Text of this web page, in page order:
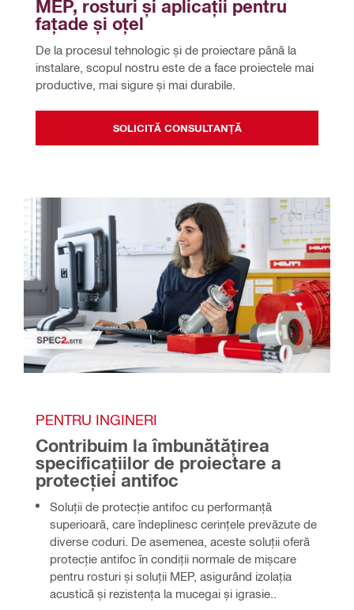
MEP, rosturi și aplicații pentru
fațade și oțel
De la procesul tehnologic și de proiectare până la
instalare, scopul nostru este de a face proiectele mai
productive, mai sigure și mai durabile.
SOLICITĂ CONSULTANȚĂ
PENTRU INGINERI
Contribuim la îmbunătățirea
specificațiilor de proiectare a
protecției antifoc
Soluții de protecție antifoc cu performanță
superioară, care îndeplinesc cerințele prevăzute de
diverse coduri. De asemenea, aceste soluții oferă
protecție antifoc în condiții normale de mișcare
pentru rosturi și soluții MEP, asigurând izolația
acustică și rezistența la mucegai și igrasie..